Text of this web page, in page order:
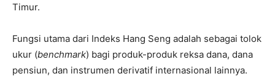
Timur.
Fungsi utama dari Indeks Hang Seng adalah sebagai tolok
ukur (benchmark) bagi produk-produk reksa dana, dana
pensiun, dan instrumen derivatif internasional lainnya.